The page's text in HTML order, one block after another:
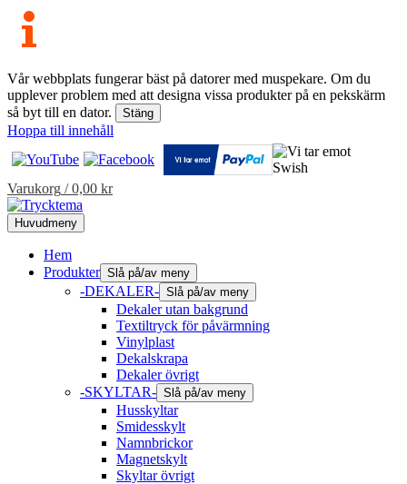
Vår webbplats fungerar bäst på datorer med muspekare. Om du
upplever problem med att designa vissa produkter på en pekskärm
så byt till en dator.
Stäng
Hoppa till innehåll
Varukorg /0,00 kr
Huvudmeny
Hem
Produkter Slå på/av meny
-DEKALER- Slå på/av meny
Dekaler utan bakgrund
Textiltryck för påvärmning
Vinylplast
Dekalskrapa
Dekaler övrigt
-SKYLTAR- Slå på/av meny
Husskyltar
Smidesskylt
Namnbrickor
Magnetskylt
Skyltar övrigt